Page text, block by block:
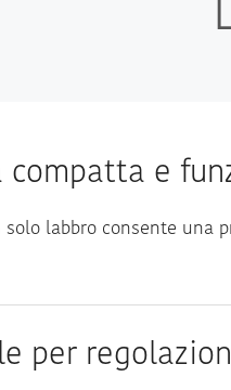
compatta e
solo labbro consente una
per